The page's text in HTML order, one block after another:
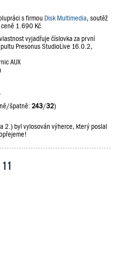
s firmou Disk Multimedia, soutěž
1.690 Kč.
vyjadřuje číslovka za první
Presonus StudioLive 16.0.2,
AUX
špatně: 243/32)
2.) byl vylosován výherce, který poslal